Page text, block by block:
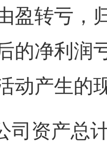
盈转亏，
的净利润
动产生的
司资产总